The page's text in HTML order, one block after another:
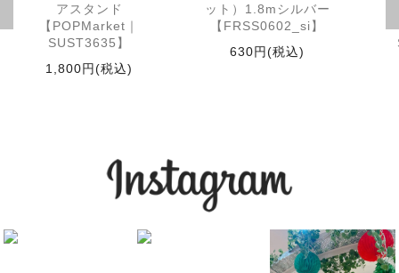
アスタンド
【POPMarket｜
SUST3635】
1,800円(税込)
ット）1.8mシルバー
【FRSS0602_si】
630円(税込)